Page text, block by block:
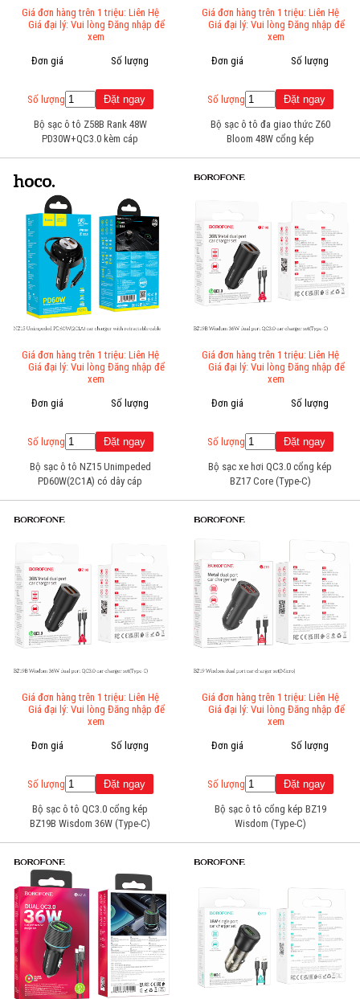
Giá đơn hàng trên 1 triệu: Liên Hệ
Giá đại lý: Vui lòng Đăng nhập để
xem
Đơn giá
Số lượng
Số lượng
Bộ sạc ô tô Z58B Rank 48W
PD30W+QC3.0 kèm cáp
Giá đơn hàng trên 1 triệu: Liên Hệ
Giá đại lý: Vui lòng Đăng nhập để
xem
Đơn giá
Số lượng
Số lượng
Bộ sạc ô tô đa giao thức Z60
Bloom 48W cổng kép
Giá đơn hàng trên 1 triệu: Liên Hệ
Giá đại lý: Vui lòng Đăng nhập để
xem
Đơn giá
Số lượng
Số lượng
Bộ sạc ô tô NZ15 Unimpeded
PD60W(2C1A) có dây cáp
Giá đơn hàng trên 1 triệu: Liên Hệ
Giá đại lý: Vui lòng Đăng nhập để
xem
Đơn giá
Số lượng
Số lượng
Bộ sạc xe hơi QC3.0 cổng kép
BZ17 Core (Type-C)
Giá đơn hàng trên 1 triệu: Liên Hệ
Giá đại lý: Vui lòng Đăng nhập để
xem
Đơn giá
Số lượng
Số lượng
Bộ sạc ô tô QC3.0 cổng kép
BZ19B Wisdom 36W (Type-C)
Giá đơn hàng trên 1 triệu: Liên Hệ
Giá đại lý: Vui lòng Đăng nhập để
xem
Đơn giá
Số lượng
Số lượng
Bộ sạc ô tô cổng kép BZ19
Wisdom (Type-C)